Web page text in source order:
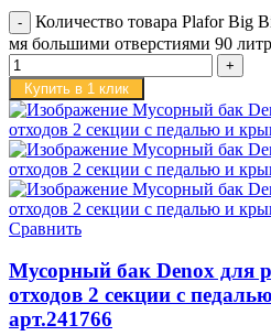
Количество товара Plafor Big
мя большими отверстиями 90
Купить в 1 клик
Сравнить
Мусорный бак Denox для
отходов 2 секции с
арт.241766